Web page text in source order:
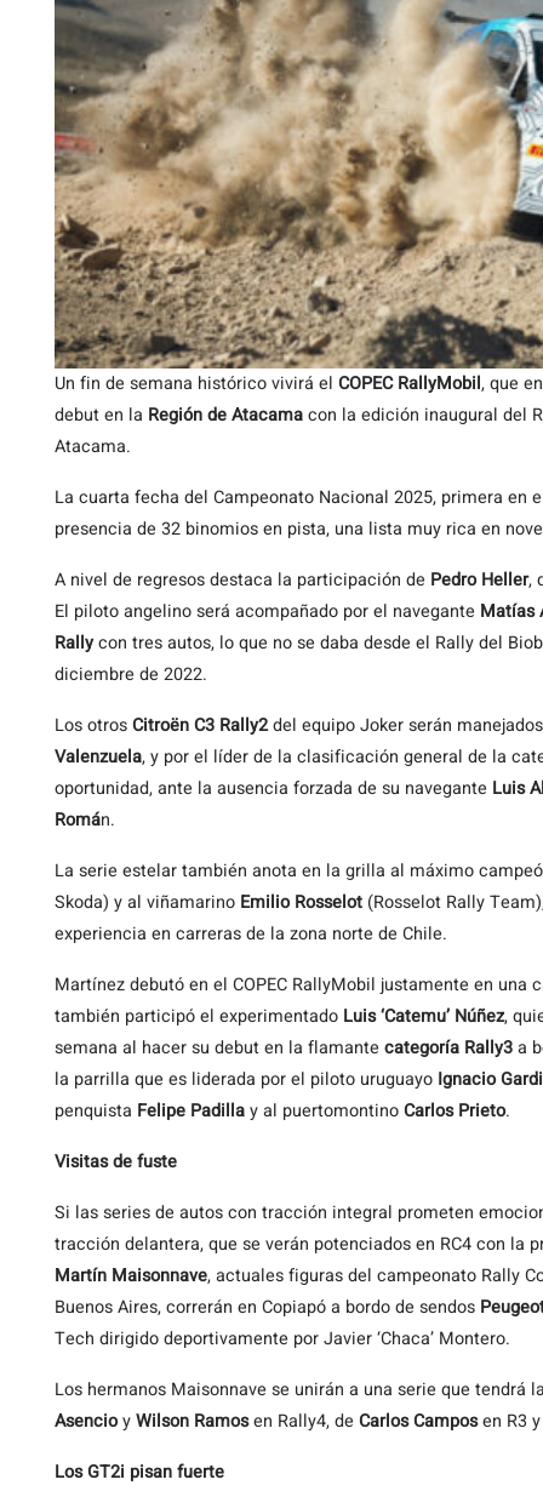
Un fin de semana histórico vivirá el COPEC RallyMobil, que
debut en la Región de Atacamacon la edición inaugural del
Atacama.
La cuarta fecha del Campeonato Nacional 2025, primera en
presencia de 32 binomios en pista, una lista muy rica en
A nivel de regresos destaca la participación de Pedro Heller,
El piloto angelino será acompañado por el navegante Matías
Rallycon tres autos, lo que no se daba desde el Rally del
diciembre de 2022.
Los otrosCitroën C3 Rally2del equipo Joker serán
Valenzuela, y por el líder de la clasificación general de la
oportunidad, ante la ausencia forzada de su navegante Luis
Román.
La serie estelar también anota en la grilla al máximo
Skoda) y al viñamarino Emilio Rosselot (Rosselot Rally
experiencia en carreras de la zona norte de Chile.
Martínez debutó en el COPEC RallyMobil justamente en una
también participó el experimentado Luis ‘Catemu’ Núñez,
semana al hacer su debut en la flamante categoría Rally3a
la parrilla que es liderada por el piloto uruguayo Ignacio Gardi
penquista Felipe Padillay al puertomontinoCarlos Prieto.
Visitas de fuste
Si las series de autos con tracción integral prometen
tracción delantera, que se verán potenciados en RC4 con la
Martín Maisonnave, actuales figuras del campeonato Rally
Buenos Aires, correrán en Copiapó a bordo de sendos
Tech dirigido deportivamente por Javier ‘Chaca’ Montero.
Los hermanos Maisonnave se unirán a una serie que tendrá
AsencioyWilson Ramosen Rally4, de Carlos Camposen R3
Los GT2i pisan fuerte